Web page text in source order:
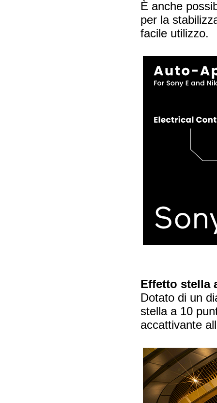
È anche
per la
facile utilizzo.
Effetto stella
Dotato di un
stella a 10
accattivante